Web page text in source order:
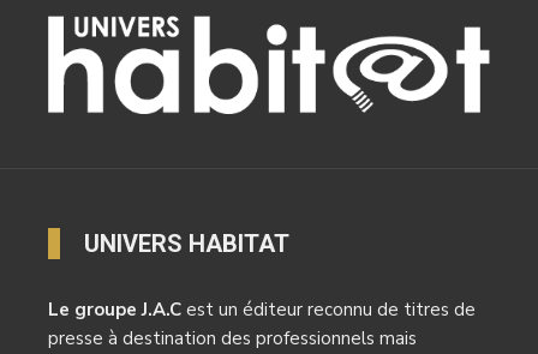
UNIVERS HABITAT
Le groupe J.A.C est un éditeur reconnu de titres de
presse à destination des professionnels mais